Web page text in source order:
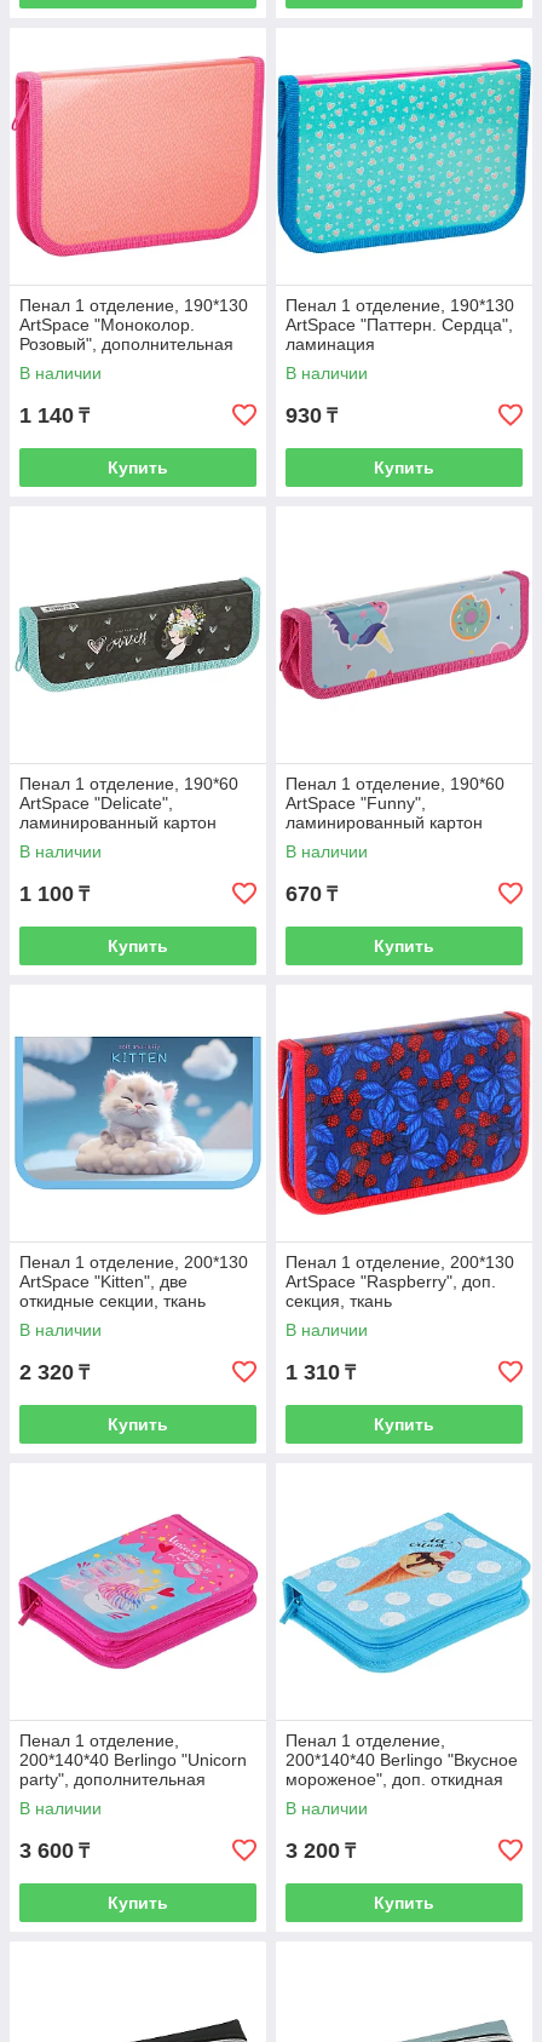
Пенал 1 отделение, 190*130
ArtSpace "Моноколор.
Розовый", дополнительная
откидная секция, ламинация
В наличии
1 140 ₸
Купить
Пенал 1 отделение, 190*130
ArtSpace "Паттерн. Сердца",
ламинация
В наличии
930 ₸
Купить
Пенал 1 отделение, 190*60
ArtSpace "Delicate",
ламинированный картон
В наличии
1 100 ₸
Купить
Пенал 1 отделение, 190*60
ArtSpace "Funny",
ламинированный картон
В наличии
670 ₸
Купить
Пенал 1 отделение, 200*130
ArtSpace "Kitten", две
откидные секции, ткань
В наличии
2 320 ₸
Купить
Пенал 1 отделение, 200*130
ArtSpace "Raspberry", доп.
секция, ткань
В наличии
1 310 ₸
Купить
Пенал 1 отделение,
200*140*40 Berlingo "Unicorn
party", дополнительная
откидная секция, полиэстер
В наличии
3 600 ₸
Купить
Пенал 1 отделение,
200*140*40 Berlingo "Вкусное
мороженое", доп. откидная
секция, ПВХ с блестками
В наличии
3 200 ₸
Купить